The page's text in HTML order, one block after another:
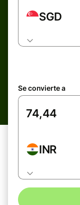
SGD
Se convierte a
INR